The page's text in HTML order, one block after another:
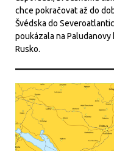
chce pokračovat až do
Švédska do
poukázala na Paludanovy
Rusko.